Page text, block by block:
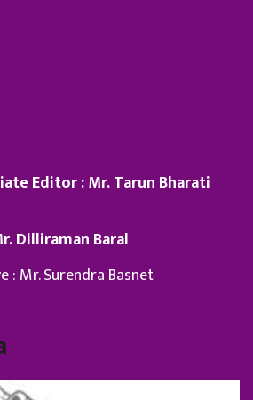
Editor : Mr. Tarun Bharati
Dilliraman Baral
: Mr. Surendra Basnet